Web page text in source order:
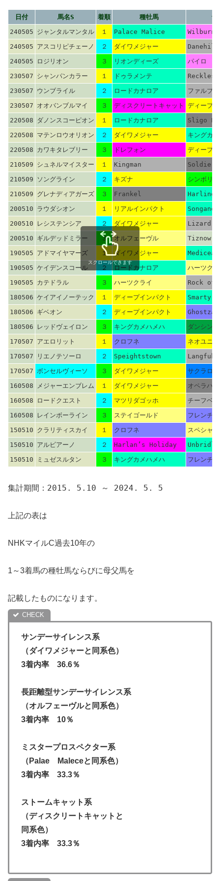
日付 馬名S 着順 種牡馬
母
240505 ジャンタルマンタル １ Palace Malice
Wilburn
240505 アスコリピチェーノ ２ ダイワメジャー
Danehill
240505
ロジリオン ３ リオンディーズ
パイロ
230507 シャンパンカラー １ ドゥラメンテ
230507 ウンブライル ２ ロードカナロア
ファルブ
230507 オオバンブルマイ ３ ディスクリートキャット
ディープ
220508 ダノンスコーピオン １ ロードカナロア
Sligo
220508 マテンロウオリオン ２ ダイワメジャー
キングカ
220508 カワキタレブリー ３ ドレフォン
ディープ
210509 シュネルマイスター １ Kingman
Soldier
210509
ソングライン ２ キズナ
シンボリ
210509 グレナディアガーズ ３ Frankel
200510 ラウダシオン １ リアルインパクト
200510
レシステンシア ２ ダイワメジャー
Lizard
200510 ギルデッドミラー ３ オルフェーヴル
Tiznow
190505 アドマイヤマーズ １ ダイワメジャー
Medicean
190505 ケイデンスコール ２ ロードカナロア
ハーツク
190505 カテドラル ３ ハーツクライ
Rock of
180506 ケイアイノーテック １ ディープインパクト
Smarty
180506 ギベオン ２ ディープインパクト
180506
レッドヴェイロン ３ キングカメハメハ
ダンシン
170507 アエロリット １ クロフネ
ネオユニ
170507
リエノテソーロ ２ Speightstown
Langfuhr
170507 ボンセルヴィーソ ３ ダイワメジャー
サクラロ
160508
メジャーエンブレム １ ダイワメジャー
オペラハ
160508
ロードクエスト ２ マツリダゴッホ
チーフベ
160508
レインボーライン ３ ステイゴールド
フレンチ
150510 クラリティスカイ １ クロフネ
スペシャ
150510 アルビアーノ ２ Harlan’s Holiday
150510
ミュゼスルタン ３ キングカメハメハ フレンチ
スクロールできます
集計期間：2015. 5.10 ～ 2024. 5. 5
上記の表は
NHKマイルC過去10年の
1～3着馬の種牡馬ならびに母父馬を
記載したものになります。
サンデーサイレンス系
（ダイワメジャーと同系色）
3着内率 36.6％
長距離型サンデーサイレンス系
（オルフェーヴルと同系色）
3着内率 10％
ミスタープロスペクター系
（Palae Maleceと同系色）
3着内率 33.3％
ストームキャット系
（ディスクリートキャットと
同系色）
3着内率 33.3％